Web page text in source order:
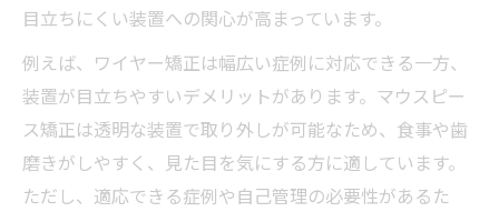
目立ちにくい装置への関心が高まっています。
例えば、ワイヤー矯正は幅広い症例に対応できる一方、
装置が目立ちやすいデメリットがあります。マウスピー
ス矯正は透明な装置で取り外しが可能なため、食事や歯
磨きがしやすく、見た目を気にする方に適しています。
ただし、適応できる症例や自己管理の必要性があるた